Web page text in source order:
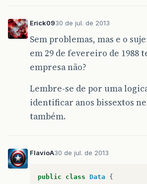
Erick0930 de jul. de 2013
Sem problemas, mas e o
em 29 de fevereiro de 1988
empresa não?
Lembre-se de por uma
identificar anos bissextos
também.
FlavioA30 de jul. de 2013
public class Data {